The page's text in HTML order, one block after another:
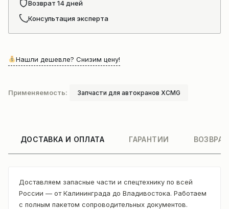
Возврат 14 дней
Консультация эксперта
Нашли дешевле? Снизим цену!
Применяемость: Запчасти для автокранов XCMG
ДОСТАВКА И ОПЛАТА ГАРАНТИИ
Доставляем запасные части и спецтехнику по всей
России — от Калининграда до Владивостока. Работаем
с полным пакетом сопроводительных документов.